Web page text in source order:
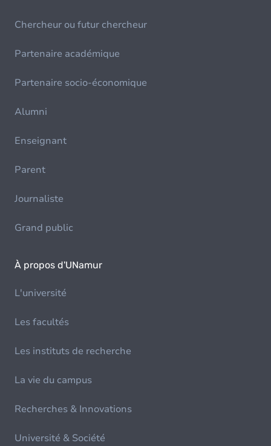
Chercheur ou futur chercheur
Partenaire académique
Partenaire socio-économique
Alumni
Enseignant
Parent
Journaliste
Grand public
À propos d'UNamur
L'université
Les facultés
Les instituts de recherche
La vie du campus
Recherches & Innovations
Université & Société